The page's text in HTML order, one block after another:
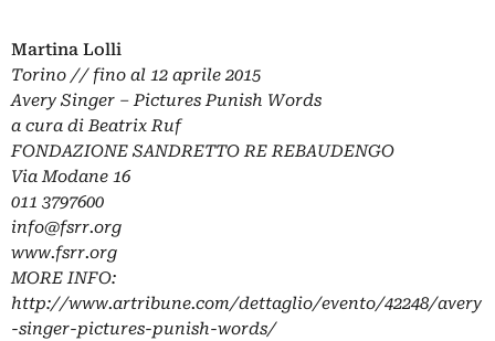
Martina Lolli
Torino // fino al 12 aprile 2015
Avery Singer – Pictures Punish Words
a cura di Beatrix Ruf
FONDAZIONE SANDRETTO RE REBAUDENGO
Via Modane 16
011 3797600
info@fsrr.org
www.fsrr.org
MORE INFO:
http://www.artribune.com/dettaglio/evento/42248/avery
-singer-pictures-punish-words/